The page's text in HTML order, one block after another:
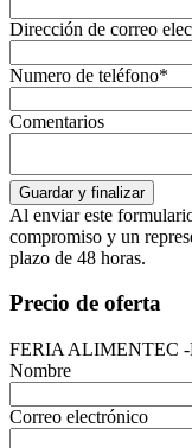
Dirección de correo
Numero de teléfono*
Comentarios
Al enviar este
compromiso y un
plazo de 48 horas.
Precio de oferta
FERIA ALIMENTEC
Nombre
Correo electrónico